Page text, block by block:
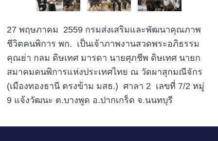
27 พฤษภาคม 2559 กรมส่งเสริมและพัฒนาคุณภาพ
ชีวิตคนพิการ พก. เป็นเจ้าภาพงานสวดพระอภิธรรม
คุณย่า กลม ดิษเทศ มารดา นายศุภชีพ ดิษเทศ นายก
สมาคมคนพิการแห่งประเทศไทย ณ วัดผาสุกมณีจักร
(เมืองทองธานี ตรงข้าม มสธ.) ศาลา 2 เลขที่ 7/2 หมู่
9 แจ้งวัฒนะ ต.บางพูด อ.ปากเกร็ด จ.นนทบุรี